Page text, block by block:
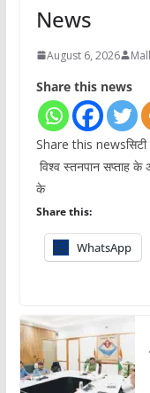
News
August 6, 2026
Share this news
Share this newsसिटी
विश्व स्तनपान सप्ताह
के
Share this:
WhatsApp